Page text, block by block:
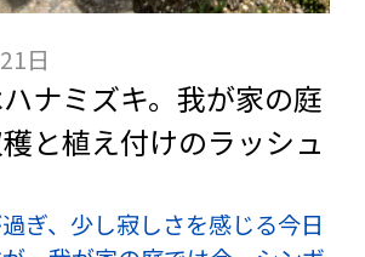
日
ナミズキ。我が家の庭
と植え付けのラッシュ
ぎ、少し寂しさを感じる今日